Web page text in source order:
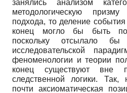
занялись анализом
методологическую призму
подхода, то деление
конец могло бы быть
поскольку отсылало
исследовательской
феноменологии и теории
конец существуют вне
следственной логики. Так,
почти аксиоматическая